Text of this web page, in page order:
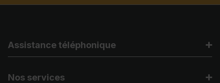
Assistance téléphonique
Nos services